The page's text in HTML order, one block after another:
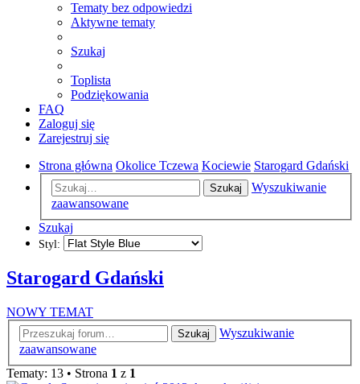
Tematy bez odpowiedzi
Aktywne tematy
Szukaj
Toplista
Podziękowania
FAQ
Zaloguj się
Zarejestruj się
Strona główna Okolice Tczewa Kociewie Starogard Gdański
Szukaj
Wyszukiwanie
zaawansowane
Szukaj
Styl:
Starogard Gdański
NOWY TEMAT
Szukaj
Wyszukiwanie
zaawansowane
Tematy: 13 • Strona 1 z 1